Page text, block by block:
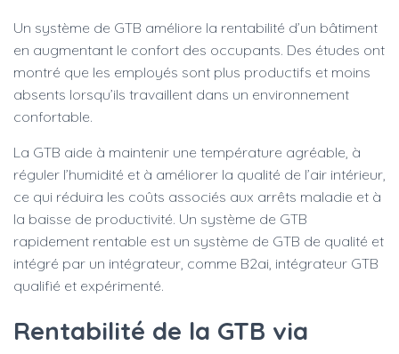
Un système de GTB améliore la rentabilité d’un bâtiment
en augmentant le confort des occupants. Des études ont
montré que les employés sont plus productifs et moins
absents lorsqu’ils travaillent dans un environnement
confortable.
La GTB aide à maintenir une température agréable, à
réguler l’humidité et à améliorer la qualité de l’air intérieur,
ce qui réduira les coûts associés aux arrêts maladie et à
la baisse de productivité. Un système de GTB
rapidement rentable est un système de GTB de qualité et
intégré par un intégrateur, comme B2ai, intégrateur GTB
qualifié et expérimenté.
Rentabilité de la GTB via